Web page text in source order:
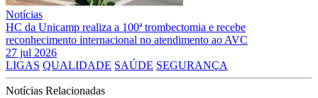
Notícias
HC da Unicamp realiza a 100ª trombectomia e recebe
reconhecimento internacional no atendimento ao AVC
27 jul 2026
LIGAS QUALIDADE SAÚDE SEGURANÇA
Notícias Relacionadas